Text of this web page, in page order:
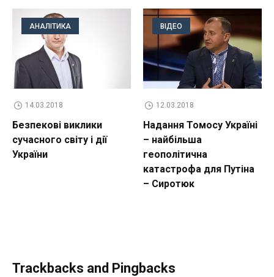
АНАЛІТИКА
14.03.2018
Безпекові виклики
сучасного світу і дії
України
ВІДЕО
12.03.2018
Надання Томосу Україні
– найбільша
геополітична
катастрофа для Путіна
– Сиротюк
Trackbacks and Pingbacks